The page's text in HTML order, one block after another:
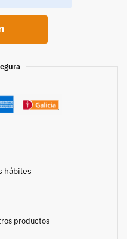
hábiles
productos